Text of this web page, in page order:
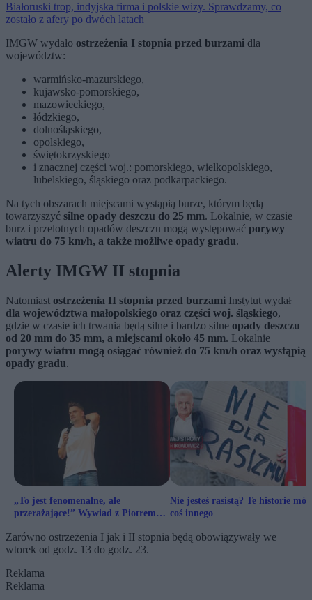
Białoruski trop, indyjska firma i polskie wizy. Sprawdzamy, co
zostało z afery po dwóch latach
IMGW wydało ostrzeżenia I stopnia przed burzami dla
województw:
warmińsko-mazurskiego,
kujawsko-pomorskiego,
mazowieckiego,
łódzkiego,
dolnośląskiego,
opolskiego,
świętokrzyskiego
i znacznej części woj.: pomorskiego, wielkopolskiego,
lubelskiego, śląskiego oraz podkarpackiego.
Na tych obszarach miejscami wystąpią burze, którym będą
towarzyszyć silne opady deszczu do 25 mm. Lokalnie, w czasie
burz i przelotnych opadów deszczu mogą występować porywy
wiatru do 75 km/h, a także możliwe opady gradu.
Alerty IMGW II stopnia
Natomiast ostrzeżenia II stopnia przed burzami Instytut wydał
dla województwa małopolskiego oraz części woj. śląskiego,
gdzie w czasie ich trwania będą silne i bardzo silne opady deszczu
od 20 mm do 35 mm, a miejscami około 45 mm. Lokalnie
porywy wiatru mogą osiągać również do 75 km/h oraz wystąpią
opady gradu.
„To jest fenomenalne, ale
przerażające!” Wywiad z Piotrem
Nie jesteś rasistą? Te historie
coś innego
Zarówno ostrzeżenia I jak i II stopnia będą obowiązywały we
wtorek od godz. 13 do godz. 23.
Reklama
Reklama